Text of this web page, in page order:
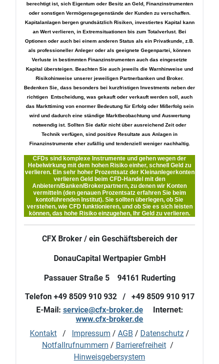
berechtigt ist, sich Eigentum oder Besitz an Geld, Finanzinstrumenten
oder sonstigen Vermögensgegenstände der Kunden zu verschaffen.
Kapitalanlagen bergen grundsätzlich Risiken, investiertes Kapital kann
an Wert verlieren, in Extremsituationen bis zum Totalverlust. Bei
Optionen oder auch bei einem anderen Status als ein Privatkunde, z.B.
als professioneller Anleger oder als geeignete Gegenpartei, können
Verluste in bestimmten Finanzinstrumenten auch das eingesetzte
Kapital übersteigen. Beachten Sie auch jeweils die Warnhinweise und
Risikohinweise unserer jeweiligen Partnerbanken und Broker.
Bedenken Sie, dass besonders bei kurzfristigen Investments neben der
richtigen Entscheidung, was gekauft oder verkauft werden soll, auch
das Markttiming von enormer Bedeutung für Erfolg oder Mißerfolg sein
wird und dadurch eine ständige Marktbeobachtung und Auswertung
notwendig ist. Sollten Sie dafür nicht über ausreichend Zeit oder
Technik verfügen, sind positive Resultate aus Anlagen in
Finanzinstrumente eher zufällig und tendenziell weniger nachhaltig.
CFDs sind komplexe Instrumente und gehen wegen der
Hebelwirkung mit dem hohen Risiko einher, schnell Geld zu
verlieren. Ein sehr hoher Prozentsatz der Kleinanlegerkonten
verlieren Geld beim CFD-Handel mit den
Anbietern/Banken/Brokerpartnern, zu denen wir Konten
vermitteln (den genauen Prozentsatz erfahren Sie beim
kontoführenden Institut). Sie sollten überlegen, ob Sie
verstehen, wie CFD funktionieren, und ob Sie es sich leisten
können, das hohe Risiko einzugehen, Ihr Geld zu verlieren.
CFX Broker / ein Geschäftsbereich der
DonauCapital Wertpapier GmbH
Passauer Straße 5 94161 Ruderting
Telefon +49 8509 910 932 / +49 8509 910 917
E-Mail: service@cfx-broker.deInternet:
www.cfx-broker.de
Kontakt / Impressum / AGB / Datenschutz /
Notfallrufnummern / Barrierefreiheit/
Hinweisgebersystem